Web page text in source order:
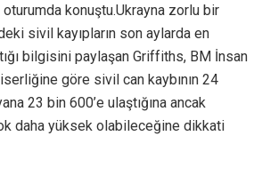
oturumda konuştu.Ukrayna zorlu bir
sivil kayıpların son aylarda en
bilgisini paylaşan Griffiths, BM İnsan
göre sivil can kaybının 24
23 bin 600’e ulaştığına ancak
daha yüksek olabileceğine dikkati